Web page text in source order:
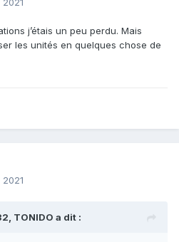
j’étais un peu perdu. Mais
les unités en quelques chose de
TONIDO a dit :